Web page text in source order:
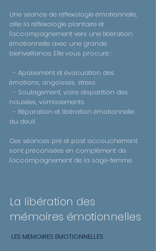
Une séance de réflexologie émotionnelle,
allie la réflexologie plantaire et
l'accompagnement vers une libération
émotionnelle avec une grande
bienveillance. Elle vous procure :
- Apaisement et évacuation des
émotions, angoisses, stress
- Soulagement, voire disparition des
nausées, vomissements
- Réparation et libération émotionnelle
du deuil
Ces séances pré et post accouchement
sont préconisées en complément de
l'accompagnement de la sage-femme.
La libération des
mémoires émotionnelles
LES MEMOIRES EMOTIONNELLES